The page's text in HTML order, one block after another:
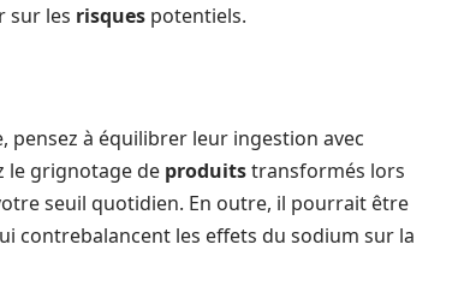
sur les risques potentiels.
pensez à équilibrer leur ingestion avec
le grignotage de produitstransformés lors
seuil quotidien. En outre, il pourrait être
contrebalancent les effets du sodium sur la